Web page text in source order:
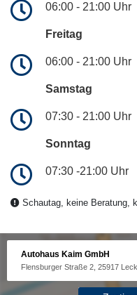
06:00 - 21:00 Uhr
Freitag
06:00 - 21:00 Uhr
Samstag
07:30 - 21:00 Uhr
Sonntag
07:30 -21:00 Uhr
Schautag, keine Beratung,
Autohaus Kaim GmbH
Flensburger Straße 2, 25917 Leck